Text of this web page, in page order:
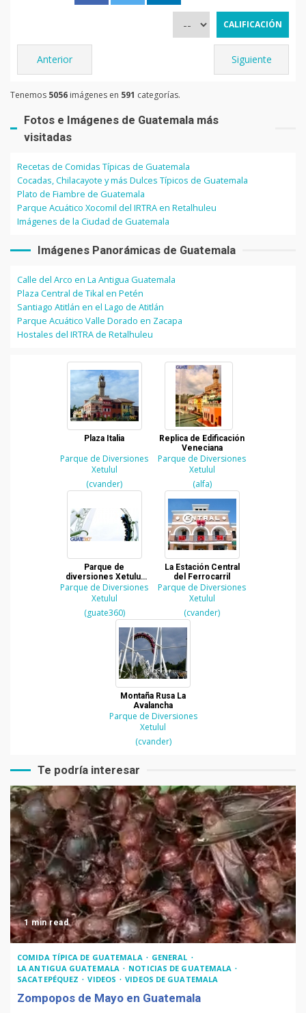
Anterior Siguiente
Tenemos 5056 imágenes en 591 categorías.
Fotos e Imágenes de Guatemala más
visitadas
Recetas de Comidas Típicas de Guatemala
Cocadas, Chilacayote y más Dulces Típicos de Guatemala
Plato de Fiambre de Guatemala
Parque Acuático Xocomil del IRTRA en Retalhuleu
Imágenes de la Ciudad de Guatemala
Imágenes Panorámicas de Guatemala
Calle del Arco en La Antigua Guatemala
Plaza Central de Tikal en Petén
Santiago Atitlán en el Lago de Atitlán
Parque Acuático Valle Dorado en Zacapa
Hostales del IRTRA de Retalhuleu
Plaza Italia
Parque de Diversiones
Xetulul
(cvander)
Replica de Edificación
Veneciana
Parque de Diversiones
Xetulul
(alfa)
Parque de
diversiones Xetulul
del IRTRA
Parque de Diversiones
Xetulul
(guate360)
La Estación Central
del Ferrocarril
Parque de Diversiones
Xetulul
(cvander)
Montaña Rusa La
Avalancha
Parque de Diversiones
Xetulul
(cvander)
Te podría interesar
1 min read
COMIDA TÍPICA DE GUATEMALA
GENERAL
LA ANTIGUA GUATEMALA
NOTICIAS DE GUATEMALA
SACATEPÉQUEZ
VIDEOS VIDEOS DE GUATEMALA
Zompopos de Mayo en Guatemala